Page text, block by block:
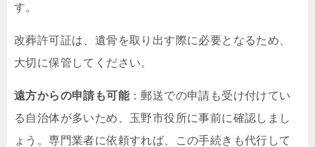
す。
改葬許可証は、遺骨を取り出す際に必要となるため、
大切に保管してください。
遠方からの申請も可能：郵送での申請も受け付けてい
る自治体が多いため、玉野市役所に事前に確認しまし
ょう。専門業者に依頼すれば、この手続きも代行して